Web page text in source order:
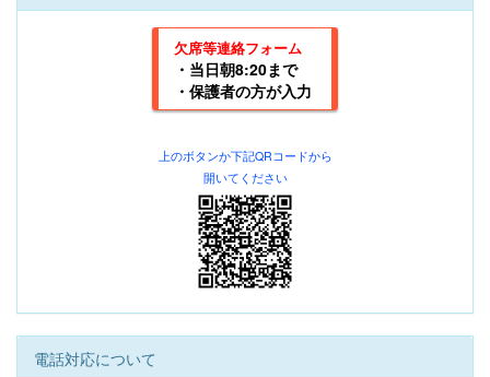
欠席等連絡フォーム
・当日朝8:20まで
・保護者の方が入力
上のボタンか下記QRコードから
開いてください
電話対応について